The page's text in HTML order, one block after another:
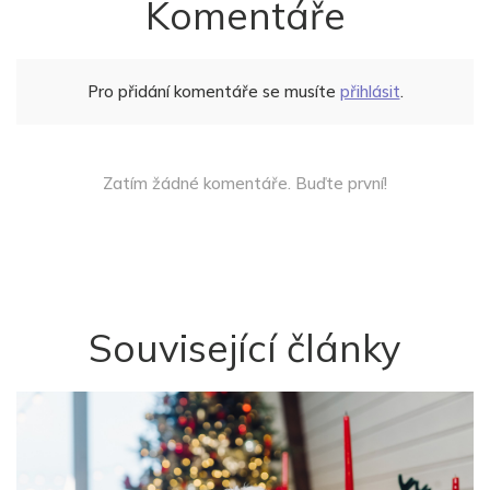
Komentáře
Pro přidání komentáře se musíte přihlásit.
Zatím žádné komentáře. Buďte první!
Související články